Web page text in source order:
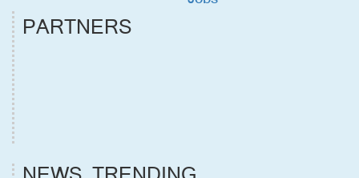
PARTNERS